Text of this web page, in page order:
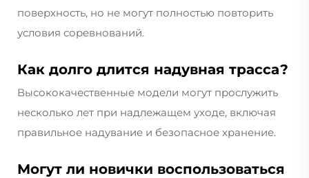
поверхность, но не могут полностью повторить
условия соревнований.
Как долго длится надувная трасса?
Высококачественные модели могут прослужить
несколько лет при надлежащем уходе, включая
правильное надувание и безопасное хранение.
Могут ли новички воспользоваться